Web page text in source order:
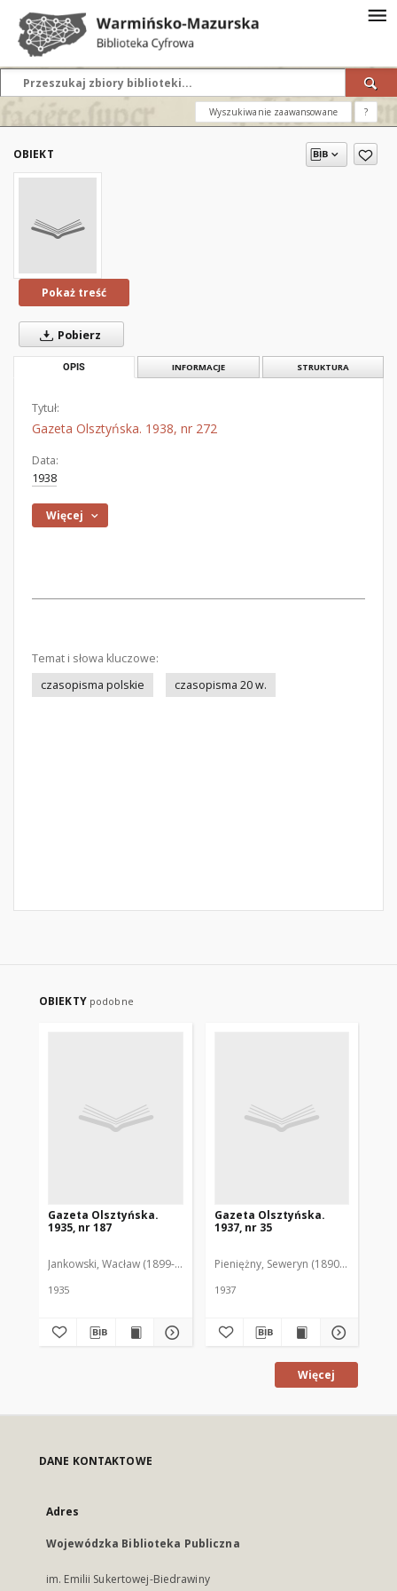
Wyszukiwanie zaawansowane ?
OBIEKT
Pokaż treść
Pobierz
OPIS INFORMACJE STRUKTURA
Tytuł:
Gazeta Olsztyńska. 1938, nr 272
Data:
1938
Więcej
Temat i słowa kluczowe:
czasopisma polskie
czasopisma 20 w.
OBIEKTY podobne
Gazeta Olsztyńska.
1935, nr 187
Jankowski, Wacław (1899-1975). Red.
1935
Gazeta Olsztyńska.
1937, nr 35
Pieniężny, Seweryn (1890-1940). Red.
1937
Więcej
DANE KONTAKTOWE
Adres
Wojewódzka Biblioteka Publiczna
im. Emilii Sukertowej-Biedrawiny